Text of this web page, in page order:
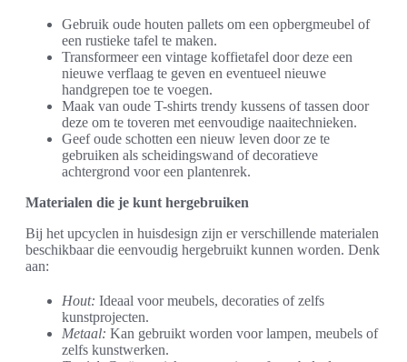
Gebruik oude houten pallets om een opbergmeubel of
een rustieke tafel te maken.
Transformeer een vintage koffietafel door deze een
nieuwe verflaag te geven en eventueel nieuwe
handgrepen toe te voegen.
Maak van oude T-shirts trendy kussens of tassen door
deze om te toveren met eenvoudige naaitechnieken.
Geef oude schotten een nieuw leven door ze te
gebruiken als scheidingswand of decoratieve
achtergrond voor een plantenrek.
Materialen die je kunt hergebruiken
Bij het upcyclen in huisdesign zijn er verschillende materialen
beschikbaar die eenvoudig hergebruikt kunnen worden. Denk
aan:
Hout: Ideaal voor meubels, decoraties of zelfs
kunstprojecten.
Metaal: Kan gebruikt worden voor lampen, meubels of
zelfs kunstwerken.